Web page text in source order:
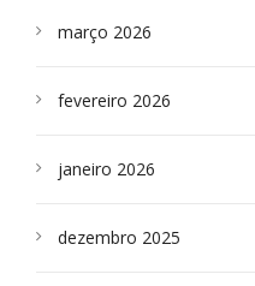
março 2026
fevereiro 2026
janeiro 2026
dezembro 2025